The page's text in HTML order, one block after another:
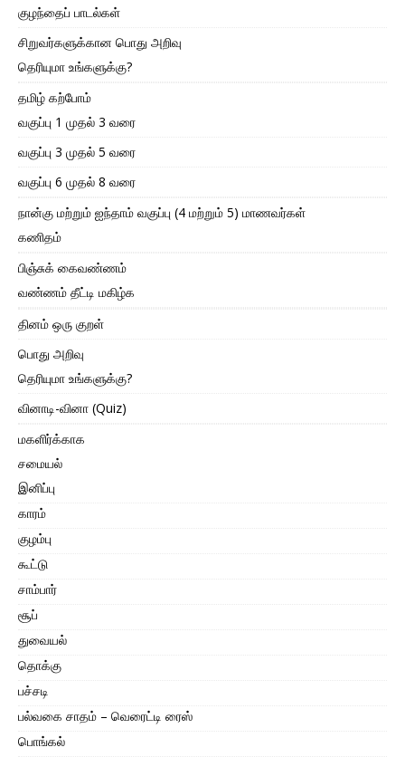
குழந்தைப் பாடல்கள்
சிறுவர்களுக்கான பொது அறிவு
தெரியுமா உங்களுக்கு?
தமிழ் கற்போம்
வகுப்பு 1 முதல் 3 வரை
வகுப்பு 3 முதல் 5 வரை
வகுப்பு 6 முதல் 8 வரை
நான்கு மற்றும் ஐந்தாம் வகுப்பு (4 மற்றும் 5) மாணவர்கள்
கணிதம்
பிஞ்சுக் கைவண்ணம்
வண்ணம் தீட்டி மகிழ்க
தினம் ஒரு குறள்
பொது அறிவு
தெரியுமா உங்களுக்கு?
வினாடி-வினா (Quiz)
மகளிர்க்காக
சமையல்
இனிப்பு
காரம்
குழம்பு
கூட்டு
சாம்பார்
சூப்
துவையல்
தொக்கு
பச்சடி
பல்வகை சாதம் – வெரைட்டி ரைஸ்
பொங்கல்